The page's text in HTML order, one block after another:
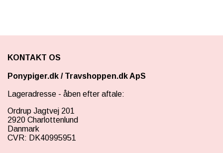
KONTAKT OS
Ponypiger.dk / Travshoppen.dk ApS
Lageradresse - åben efter aftale:
Ordrup Jagtvej 201
2920 Charlottenlund
Danmark
CVR: DK40995951